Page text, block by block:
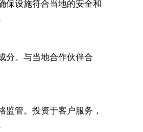
保设施符合当地的安全和
分。与当地合作伙伴合
管。投资于客户服务，